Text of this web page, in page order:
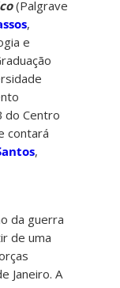
(Palgrave
,
e
do Centro
contará
,
da guerra
de uma
Janeiro. A